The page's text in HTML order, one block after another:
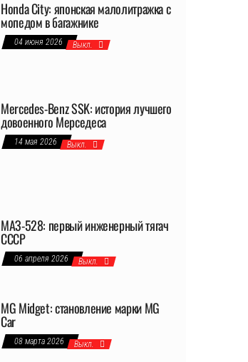
Honda City: японская малолитражка с
мопедом в багажнике
04 июня 2026 Выкл.
Mercedes-Benz SSK: история лучшего
довоенного Мерседеса
14 мая 2026 Выкл.
МАЗ-528: первый инженерный тягач
СССР
06 апреля 2026 Выкл.
MG Midget: становление марки MG
Car
08 марта 2026 Выкл.